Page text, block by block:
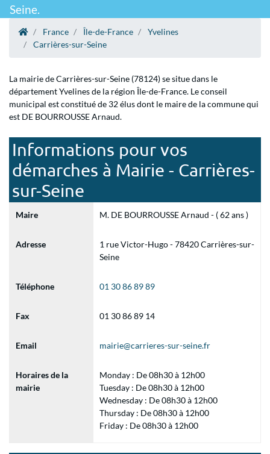
Seine.
France Île-de-France
Yvelines
Carrières-sur-Seine
La mairie de Carrières-sur-Seine (78124) se situe dans le
département Yvelines de la région Île-de-France. Le conseil
municipal est constitué de 32 élus dont le maire de la commune qui
est DE BOURROUSSE Arnaud.
Informations pour vos
démarches à Mairie - Carrières-
sur-Seine
Maire M. DE BOURROUSSE Arnaud - ( 62 ans )
Adresse
1 rue Victor-Hugo - 78420 Carrières-sur-
Seine
Téléphone 01 30 86 89 89
Fax 01 30 86 89 14
Email mairie@carrieres-sur-seine.fr
Horaires de la
mairie
Monday : De 08h30 à 12h00
Tuesday : De 08h30 à 12h00
Wednesday : De 08h30 à 12h00
Thursday : De 08h30 à 12h00
Friday : De 08h30 à 12h00